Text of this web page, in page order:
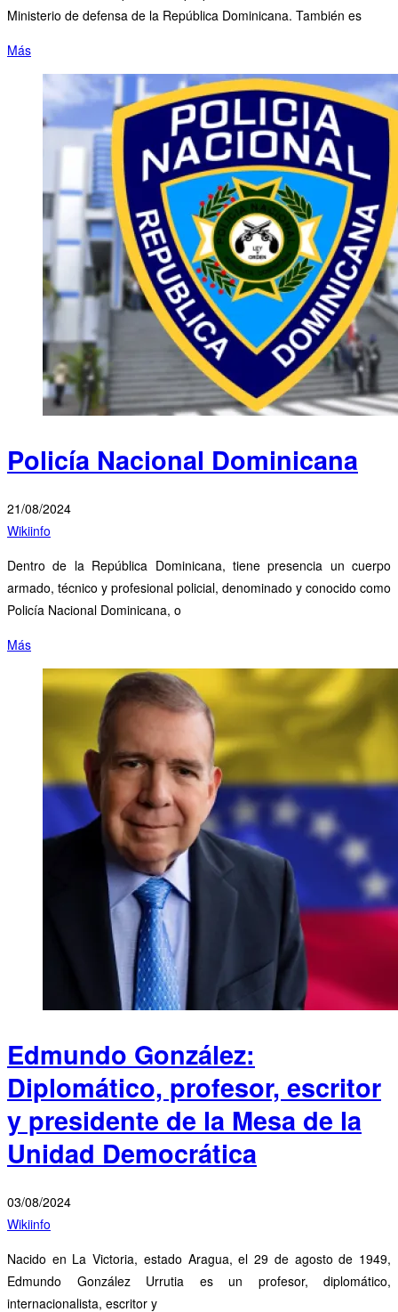
Ministerio de defensa de la República Dominicana. También es
Más
Policía Nacional Dominicana
21/08/2024
Wikiinfo
Dentro de la República Dominicana, tiene presencia un cuerpo
armado, técnico y profesional policial, denominado y conocido como
Policía Nacional Dominicana, o
Más
Edmundo González:
Diplomático, profesor, escritor
y presidente de la Mesa de la
Unidad Democrática
03/08/2024
Wikiinfo
Nacido en La Victoria, estado Aragua, el 29 de agosto de 1949,
Edmundo González Urrutia es un profesor, diplomático,
internacionalista, escritor y